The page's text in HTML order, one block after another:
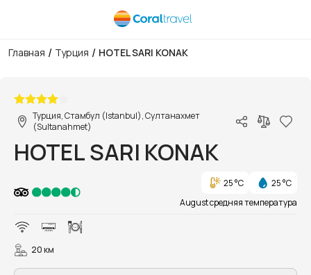
Главная / Турция / HOTEL SARI KONAK
Турция, Стамбул (Istanbul), Султанахмет
(Sultanahmet)
HOTEL SARI KONAK
25 °C
25 °C
August средняя температура
20 км